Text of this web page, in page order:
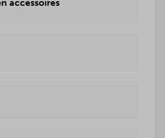
accessoires